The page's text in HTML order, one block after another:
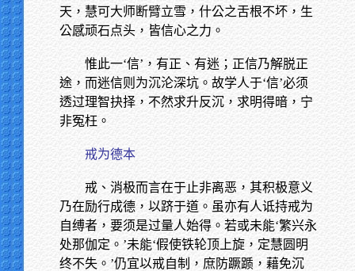
天，慧可大师断臂立雪，什公之舌根不坏，生
公感顽石点头，皆信心之力。
惟此一‘信’，有正、有迷；正信乃解脱正
途，而迷信则为沉沦深坑。故学人于‘信’必须
透过理智抉择，不然求升反沉，求明得暗，宁
非冤枉。
戒为德本
戒、消极而言在于止非离恶，其积极意义
乃在励行成德，以跻于道。虽亦有人诋持戒为
自缚者，要须是过量人始得。若或未能‘繁兴永
处那伽定。’未能‘假使铁轮顶上旋，定慧圆明
终不失。’仍宜以戒自制，庶防蹶踬，藉免沉